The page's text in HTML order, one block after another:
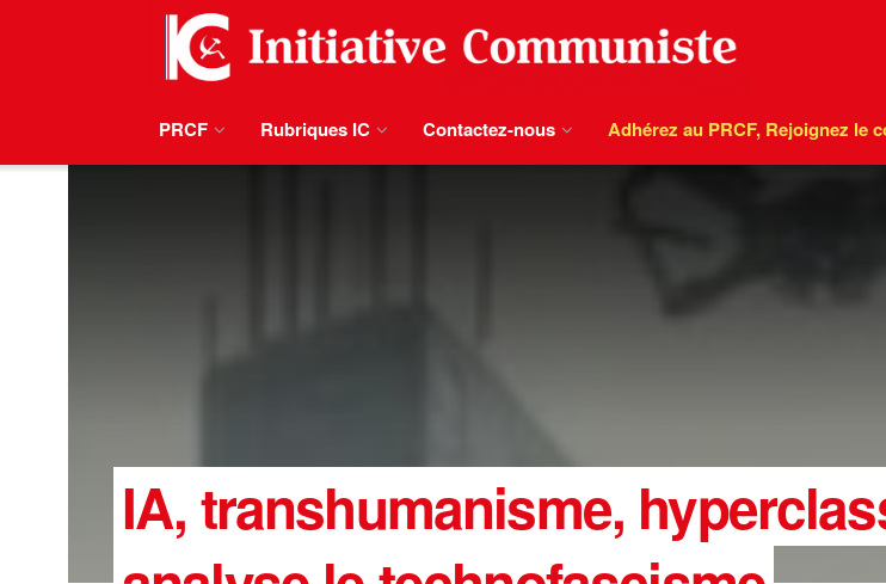
PRCF Rubriques IC Contactez-nous Adhérez au PRCF, Rejoignez le
IA, transhumanisme,